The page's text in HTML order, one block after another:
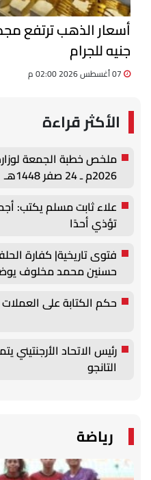
جنيه للجرام
الأكثر قراءة
2026م ـ 24 صفر 1448هـ
علاء ثابت مسلم يكتب:
تؤذي أحدًا
فتوى تاريخية| كفارة
حسنين محمد مخلوف
حكم الكتابة على العملات
رئيس الاتحاد
التانجو
رياضة